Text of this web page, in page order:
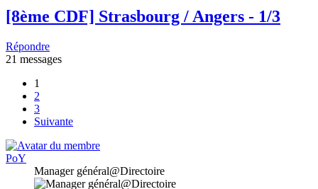
[8ème CDF] Strasbourg / Angers - 1/3
Répondre
21 messages
1
2
3
Suivante
PoY
Manager général@Directoire